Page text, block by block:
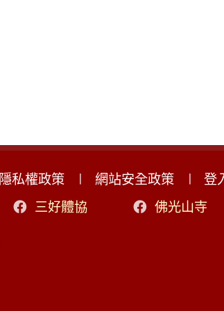
隱私權政策 網站安全政策
登
三好體協 佛光山寺